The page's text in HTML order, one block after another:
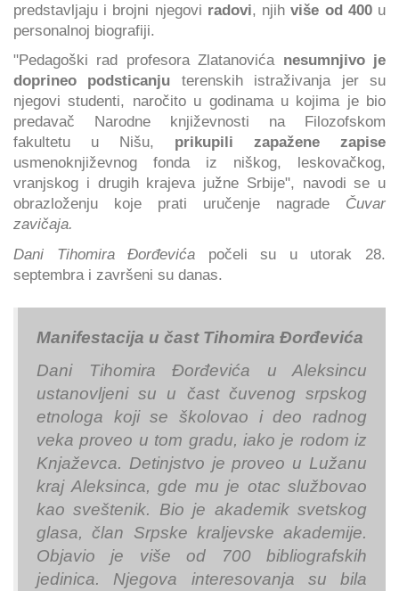
predstavljaju i brojni njegovi radovi, njihviše od 400 u
personalnoj biografiji.
"Pedagoški rad profesora Zlatanovića nesumnjivo je
doprineo podsticanju terenskih istraživanja jer su
njegovi studenti, naročito u godinama u kojima je bio
predavač Narodne književnosti na Filozofskom
fakultetu u Nišu, prikupili zapažene zapise
usmenoknjiževnog fonda iz niškog, leskovačkog,
vranjskog i drugih krajeva južne Srbije", navodi se u
obrazloženju koje prati uručenje nagrade Čuvar
zavičaja.
Dani Tihomira Đorđevića počeli su u utorak 28.
septembra i završeni su danas.
Manifestacija u čast Tihomira Đorđevića
Dani Tihomira Đorđevića u Aleksincu
ustanovljeni su u čast čuvenog srpskog
etnologa koji se školovao i deo radnog
veka proveo u tom gradu, iako je rodom iz
Knjaževca. Detinjstvo je proveo u Lužanu
kraj Aleksinca, gde mu je otac službovao
kao sveštenik. Bio je akademik svetskog
glasa, član Srpske kraljevske akademije.
Objavio je više od 700 bibliografskih
jedinica. Njegova interesovanja su bila